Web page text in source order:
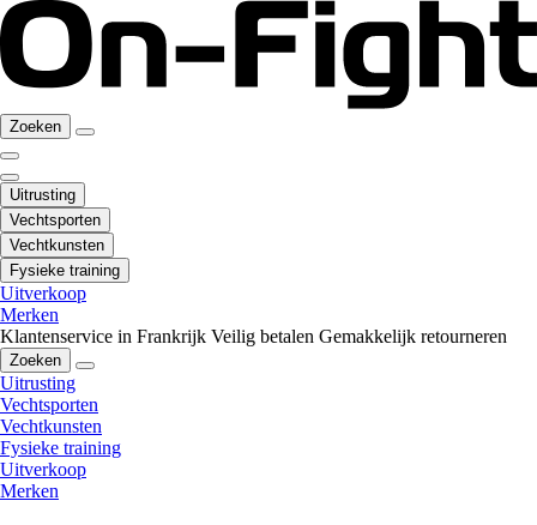
Zoeken
Uitrusting
Vechtsporten
Vechtkunsten
Fysieke training
Uitverkoop
Merken
Klantenservice in Frankrijk Veilig betalen Gemakkelijk retourneren
Zoeken
Uitrusting
Vechtsporten
Vechtkunsten
Fysieke training
Uitverkoop
Merken